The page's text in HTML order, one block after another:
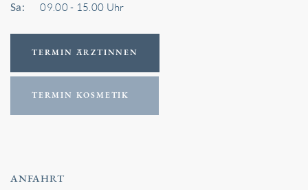
Sa: 09.00 - 15.00 Uhr
TERMIN ÄRZTINNEN
TERMIN KOSMETIK
ANFAHRT